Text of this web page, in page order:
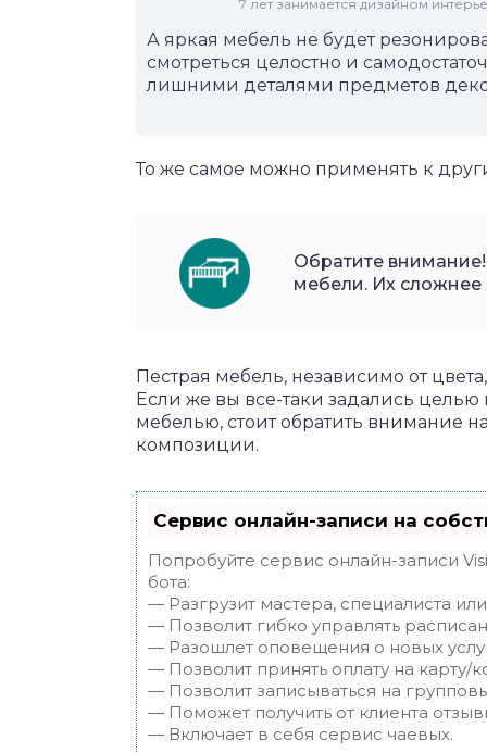
7 лет занимается дизайном
А яркая мебель не будет
смотреться целостно и
лишними деталями предметов
То же самое можно применять к
Обратите
мебели. Их сложнее
Пестрая мебель, независимо от
Если же вы все-таки задались
мебелью, стоит обратить внимание
композиции.
Сервис онлайн-записи на
Попробуйте сервис онлайн-записи
бота:
— Разгрузит мастера, специалиста
— Позволит гибко управлять
— Разошлет оповещения о новых
— Позволит принять оплату на карту/
— Позволит записываться на
— Поможет получить от клиента
— Включает в себя сервис чаевых.